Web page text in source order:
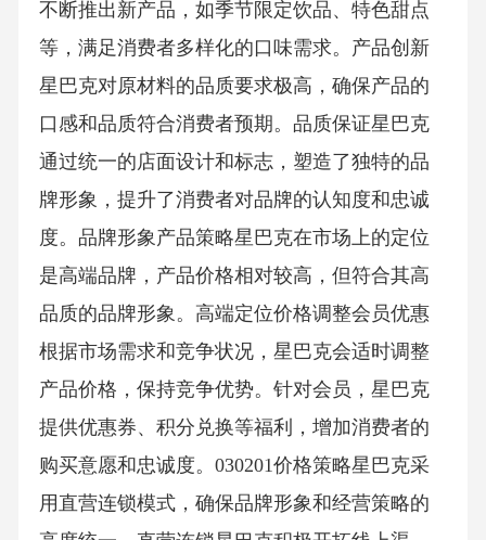
不断推出新产品，如季节限定饮品、特色甜点
等，满足消费者多样化的口味需求。产品创新
星巴克对原材料的品质要求极高，确保产品的
口感和品质符合消费者预期。品质保证星巴克
通过统一的店面设计和标志，塑造了独特的品
牌形象，提升了消费者对品牌的认知度和忠诚
度。品牌形象产品策略星巴克在市场上的定位
是高端品牌，产品价格相对较高，但符合其高
品质的品牌形象。高端定位价格调整会员优惠
根据市场需求和竞争状况，星巴克会适时调整
产品价格，保持竞争优势。针对会员，星巴克
提供优惠券、积分兑换等福利，增加消费者的
购买意愿和忠诚度。030201价格策略星巴克采
用直营连锁模式，确保品牌形象和经营策略的